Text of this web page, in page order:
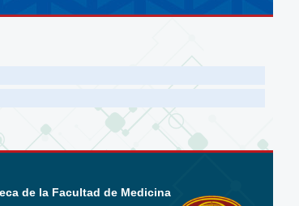
de la Facultad de Medicina